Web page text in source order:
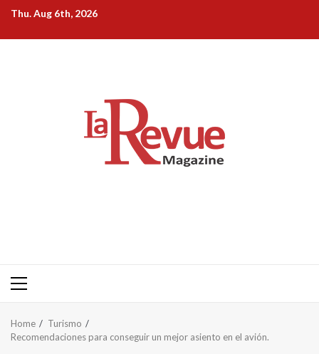
Skip
content
Thu. Aug 6th, 2026
Primary
Home
Turismo
Recomendaciones para conseguir un mejor asiento en el avión.